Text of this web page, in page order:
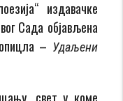
издавачке
Сада објављена
– Удаљени